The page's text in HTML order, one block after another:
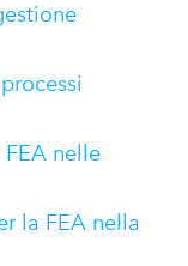
nelle
la FEA nella